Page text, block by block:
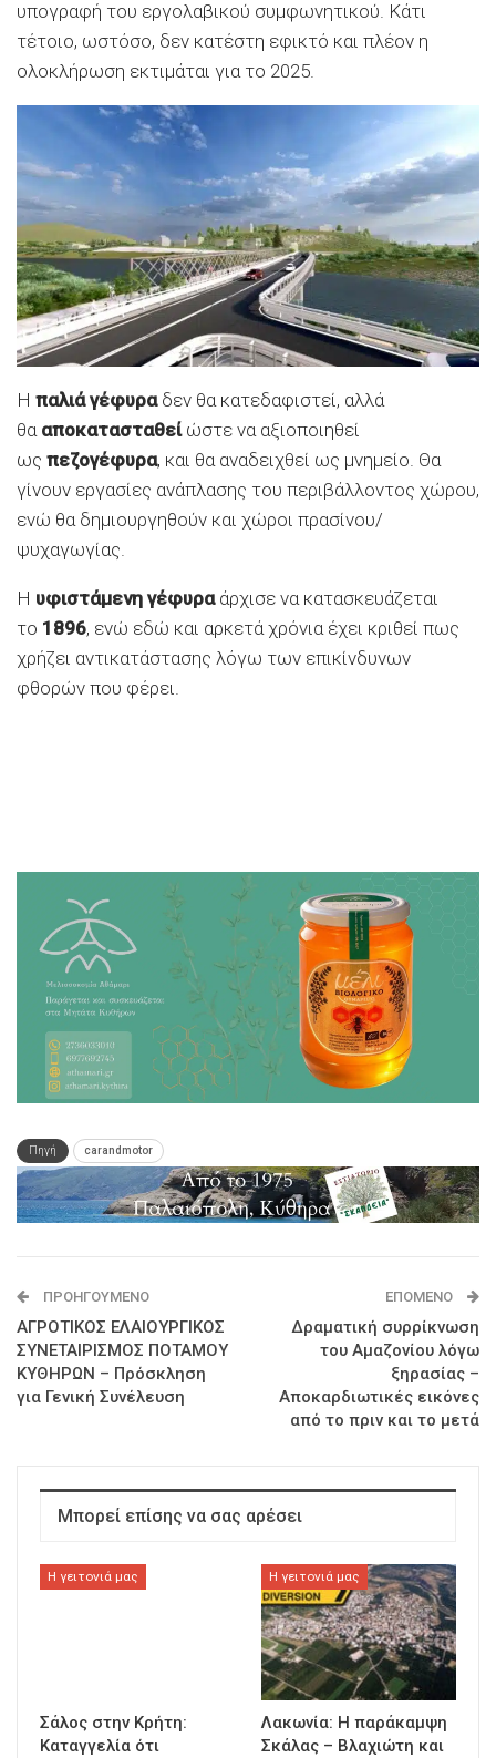
υπογραφή του εργολαβικού συμφωνητικού. Κάτι
τέτοιο, ωστόσο, δεν κατέστη εφικτό και πλέον η
ολοκλήρωση εκτιμάται για το 2025.
Η παλιά γέφυρα δεν θα κατεδαφιστεί, αλλά
θα αποκατασταθείώστε να αξιοποιηθεί
ως πεζογέφυρα, και θα αναδειχθεί ως μνημείο. Θα
γίνουν εργασίες ανάπλασης του περιβάλλοντος χώρου,
ενώ θα δημιουργηθούν και χώροι πρασίνου/
ψυχαγωγίας.
Η υφιστάμενη γέφυραάρχισε να κατασκευάζεται
το 1896, ενώ εδώ και αρκετά χρόνια έχει κριθεί πως
χρήζει αντικατάστασης λόγω των επικίνδυνων
φθορών που φέρει.
Πηγή carandmotor
ΠΡΟΗΓΟΎΜΕΝΟ
ΑΓΡΟΤΙΚΟΣ ΕΛΑΙΟΥΡΓΙΚΟΣ
ΣΥΝΕΤΑΙΡΙΣΜΟΣ ΠΟΤΑΜΟΥ
ΚΥΘΗΡΩΝ – Πρόσκληση
για Γενική Συνέλευση
ΕΠΌΜΕΝΟ
Δραματική συρρίκνωση
του Αμαζονίου λόγω
ξηρασίας –
Αποκαρδιωτικές εικόνες
από το πριν και το μετά
Μπορεί επίσης να σας αρέσει
Η γειτονιά μας
Σάλος στην Κρήτη:
Καταγγελία ότι
Η γειτονιά μας
Λακωνία: Η παράκαμψη
Σκάλας – Βλαχιώτη και